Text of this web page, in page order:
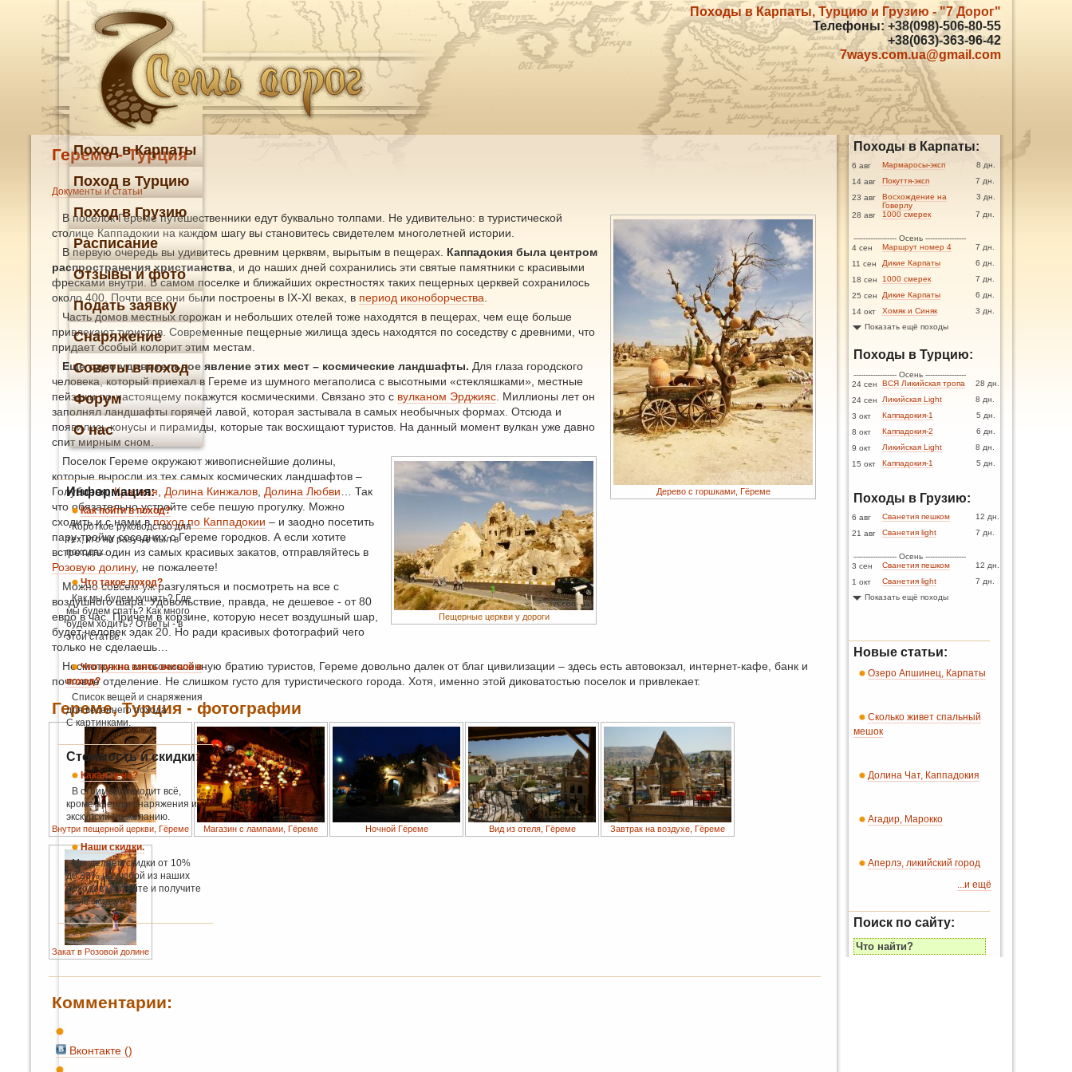
Походы в Карпаты, Турцию и Грузию - "7 Дорог"
Телефоны: +38(098)-506-80-55
+38(063)-363-96-42
7ways.com.ua@gmail.com
Гереме - Турция
Документы и статьи
Дерево с горшками, Гёреме
В поселок Гереме путешественники едут буквально толпами. Не удивительно: в туристической
столице Каппадокии на каждом шагу вы становитесь свидетелем многолетней истории.
В первую очередь вы удивитесь древним церквям, вырытым в пещерах. Каппадокия была центром
распространения христианства , и до наших дней сохранились эти святые памятники с красивыми
фресками внутри. В самом поселке и ближайших окрестностях таких пещерных церквей сохранилось
около 400. Почти все они были построены в IX-XI веках, в период иконоборчества
Часть домов местных горожан и небольших отелей тоже находятся в пещерах, чем еще больше
привлекают туристов. Современные пещерные жилища здесь находятся по соседству с древними, что
придает особый колорит этим местам.
Еще одно удивительное явление этих мест – космические ландшафты. Для глаза городского
человека, который приехал в Гереме из шумного мегаполиса с высотными «стекляшками», местные
пейзажи по-настоящему покажутся космическими. Связано это с вулканом Эрджияс . Миллионы лет он
заполнял ландшафты горячей лавой, которая застывала в самых необычных формах. Отсюда и
появились конусы и пирамиды, которые так восхищают туристов. На данный момент вулкан уже давно
спит мирным сном.
Пещерные церкви у дороги
Поселок Гереме окружают живописнейшие долины,
которые выросли из тех самых космических ландшафтов –
Голубиная,Красная Долина Кинжалов Долина Любви … Так
что обязательно устройте себе пешую прогулку. Можно
сходить и с нами впоход по Каппадокии – и заодно посетить
пару-тройку соседних с Гереме городков. А если хотите
встретить один из самых красивых закатов, отправляйтесь в
Розовую долину, не пожалеете!
Можно совсем уж разгуляться и посмотреть на все с
воздушного шара. Удовольствие, правда, не дешевое - от 80
евро в час. Причем в корзине, которую несет воздушный шар,
будет человек эдак 20. Но ради красивых фотографий чего
только не сделаешь…
Несмотря на многочисленную братию туристов, Гереме довольно далек от благ цивилизации – здесь есть автовокзал, интернет-кафе, банк и
почтовое отделение. Не слишком густо для туристического города. Хотя, именно этой диковатостью поселок и привлекает.
Гереме, Турция - фотографии
Внутри пещерной церкви, Гёреме Магазин с лампами, Гёреме Ночной Гёреме Вид из отеля, Гёреме Завтрак на воздухе, Гёреме
Закат в Розовой долине
Комментарии:
Вконтакте ()
Поход в Карпаты
Поход в Турцию
Поход в Грузию
Расписание
Отзывы и фото
Подать заявку
Снаряжение
Советы в поход
Форум
О нас
Информация:
Как пойти в поход?
Короткое руководство для
тех, кто ни разу не был в
походах.
Что такое поход?
Как мы будем кушать? Где
мы будем спать? Как много
будем ходить? Ответы - в
этой статье.
Что нужно взять весной в
поход?
Список вещей и снаряжения
для весеннего похода.
С картинками.
Стоимость и скидки:
Какая цена?
В стоимость входит всё,
кроме аренды снаряжения и
экскурсий по желанию.
Наши скидки.
Мы делаем скидки от 10%
до 30% на любой из наших
походов - читайте и получите
свою скидку!
Походы в Карпаты:
6 авг Мармаросы-эксп
8 дн.
14 авг
Покуття-эксп
7 дн.
23 авг
Восхождение на
Говерлу
3 дн.
28 авг 1000 смерек 7 дн.
------------------ Осень -----------------
4 сен
Маршрут номер 4
7 дн.
11 сен
Дикие Карпаты
6 дн.
18 сен
1000 смерек
7 дн.
25 сен
Дикие Карпаты
6 дн.
14 окт
Хомяк и Синяк
3 дн.
Показать ещё походы
Походы в Турцию:
------------------ Осень -----------------
24 сен
ВСЯ Ликийская тропа
28 дн.
24 сен
Ликийская Light
8 дн.
3 окт
Каппадокия-1
5 дн.
8 окт
Каппадокия-2
6 дн.
9 окт
Ликийская Light
8 дн.
15 окт
Каппадокия-1 5 дн.
Походы в Грузию:
6 авг Сванетия пешком
12 дн.
21 авг
Сванетия light 7 дн.
------------------ Осень -----------------
3 сен
Сванетия пешком
12 дн.
1 окт
Сванетия light
7 дн.
Показать ещё походы
Новые статьи:
Озеро Апшинец, Карпаты
Сколько живет спальный
мешок
Долина Чат, Каппадокия
Агадир, Марокко
Аперлэ, ликийский город
...и ещё
Поиск по сайту: